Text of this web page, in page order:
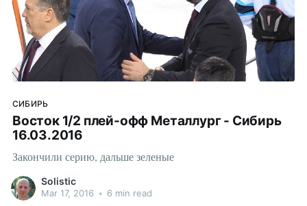
СИБИРЬ
Восток 1/2 плей-офф Металлург - Сибирь
16.03.2016
Закончили серию, дальше зеленые
Solistic
Mar 17, 2016 • 6 min read